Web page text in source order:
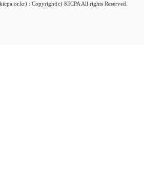
: Copyright(c) KICPA All rights Reserved.